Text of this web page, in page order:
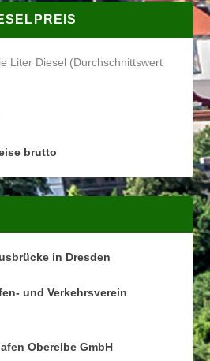
Liter Diesel (Durchschnittswert
brutto
in Dresden
und Verkehrsverein
Oberelbe GmbH